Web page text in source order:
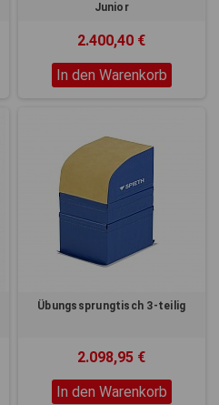
Junior
2.400,40 €
In den Warenkorb
Übungssprungtisch 3-teilig
2.098,95 €
In den Warenkorb